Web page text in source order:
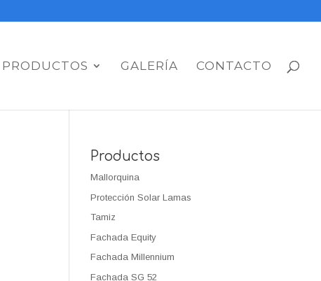
PRODUCTOS GALERÍA CONTACTO
Productos
Mallorquina
Protección Solar Lamas
Tamiz
Fachada Equity
Fachada Millennium
Fachada SG 52